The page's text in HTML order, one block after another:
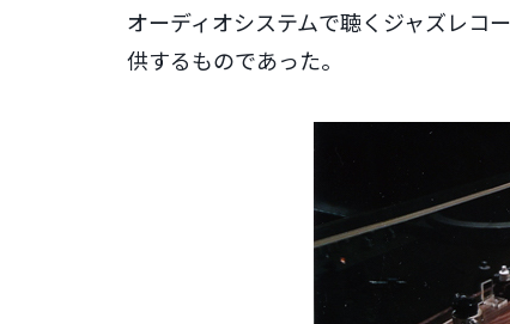
オーディオシステムで聴くジャズレコ
供するものであった。